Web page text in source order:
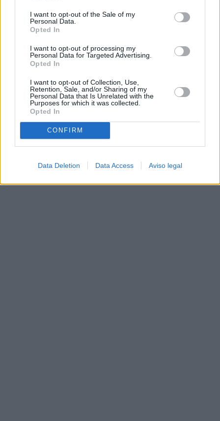
cualquier momento entrando de nuevo en este sitio web o
visitando nuestra política de privacidad.
I want to opt-out of the Sale of my
Personal Data.
Opted In
I want to opt-out of processing my
Personal Data for Targeted Advertising.
Opted In
I want to opt-out of Collection, Use,
Retention, Sale, and/or Sharing of my
Personal Data that Is Unrelated with the
Purposes for which it was collected.
Opted In
CONFIRM
Data Deletion Data Access Aviso legal